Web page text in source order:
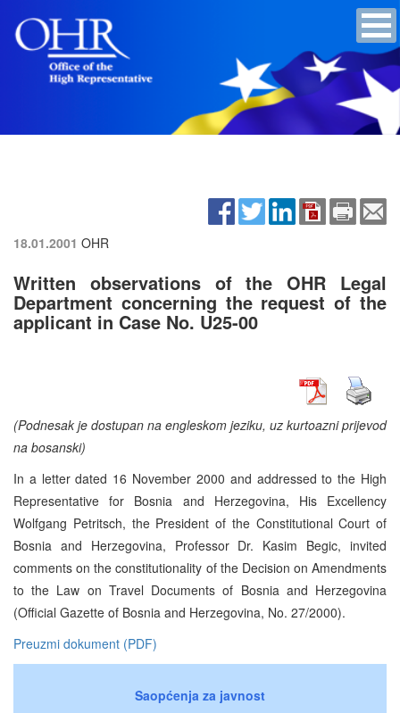
18.01.2001 OHR
Written observations of the OHR Legal
Department concerning the request of the
applicant in Case No. U25-00
(Podnesak je dostupan na engleskom jeziku, uz kurtoazni prijevod
na bosanski)
In a letter dated 16 November 2000 and addressed to the High
Representative for Bosnia and Herzegovina, His Excellency
Wolfgang Petritsch, the President of the Constitutional Court of
Bosnia and Herzegovina, Professor Dr. Kasim Begic, invited
comments on the constitutionality of the Decision on Amendments
to the Law on Travel Documents of Bosnia and Herzegovina
(Official Gazette of Bosnia and Herzegovina, No. 27/2000).
Preuzmi dokument (PDF)
Saopćenja za javnost